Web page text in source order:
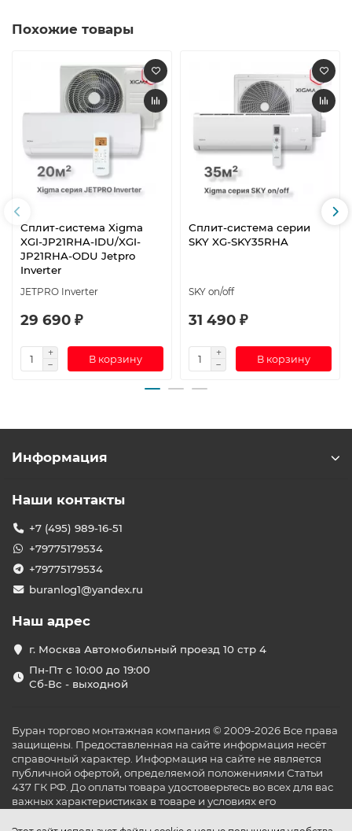
Похожие товары
Сплит-система Xigma
XGI-JP21RHA-IDU/XGI-
JP21RHA-ODU Jetpro
Inverter
JETPRO Inverter
29 690 ₽
В корзину
Сплит-система серии
SKY XG-SKY35RHA
SKY on/off
31 490 ₽
В корзину
Информация
Наши контакты
+7 (495) 989-16-51
+79775179534
+79775179534
buranlog1@yandex.ru
Наш адрес
г. Москва Автомобильный проезд 10 стр 4
Пн-Пт с 10:00 до 19:00
Сб-Вс - выходной
Буран торгово монтажная компания © 2009-2026 Все права
защищены. Предоставленная на сайте информация несёт
справочный характер. Информация на сайте не является
публичной офертой, определяемой положениями Статьи
437 ГК РФ. До оплаты товара удостоверьтесь во всех для вас
важных характеристиках в товаре и условиях его